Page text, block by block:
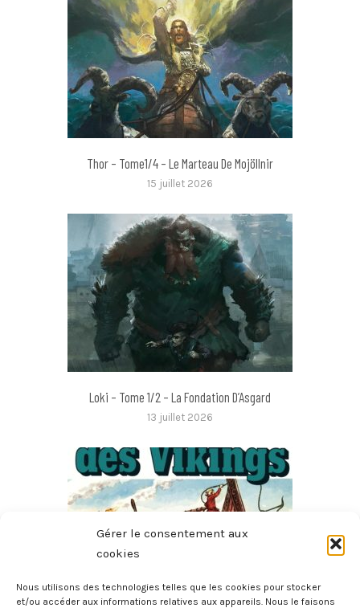
Gérer le consentement aux
cookies
Nous utilisons des technologies telles que les cookies pour stocker
et/ou accéder aux informations relatives aux appareils. Nous le faisons
Thor – Tome1/4 – Le Marteau De Mojöllnir
15 juillet 2026
Loki – Tome 1/2 – La Fondation D’Asgard
13 juillet 2026